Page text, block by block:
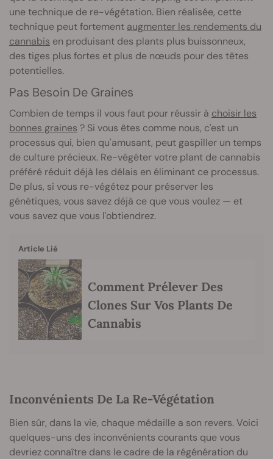
une technique de re-végétation. Bien réalisée, cette
technique peut fortement augmenter les rendements du
cannabis en produisant des plants plus buissonneux,
des tiges plus fortes et plus de nœuds pour des têtes
potentielles.
Pas Besoin De Graines
Combien de temps il vous faut pour réussir à choisir les
bonnes graines ? Si vous êtes comme nous, c'est un
processus qui, bien qu'amusant, peut gaspiller un temps
de culture précieux. Re-végéter votre plant de cannabis
préféré réduit déjà les délais en éliminant ce processus.
De plus, si vous re-végétez pour préserver les
génétiques, vous savez déjà ce que vous voulez — et
vous savez que vous l'obtiendrez.
Article Lié
Comment Prélever Des
Clones Sur Vos Plants De
Cannabis
Inconvénients De La Re-Végétation
Bien sûr, dans la vie, chaque médaille a son revers. Voici
quelques-uns des inconvénients courants que vous
devriez connaître dans le cadre de la régénération du